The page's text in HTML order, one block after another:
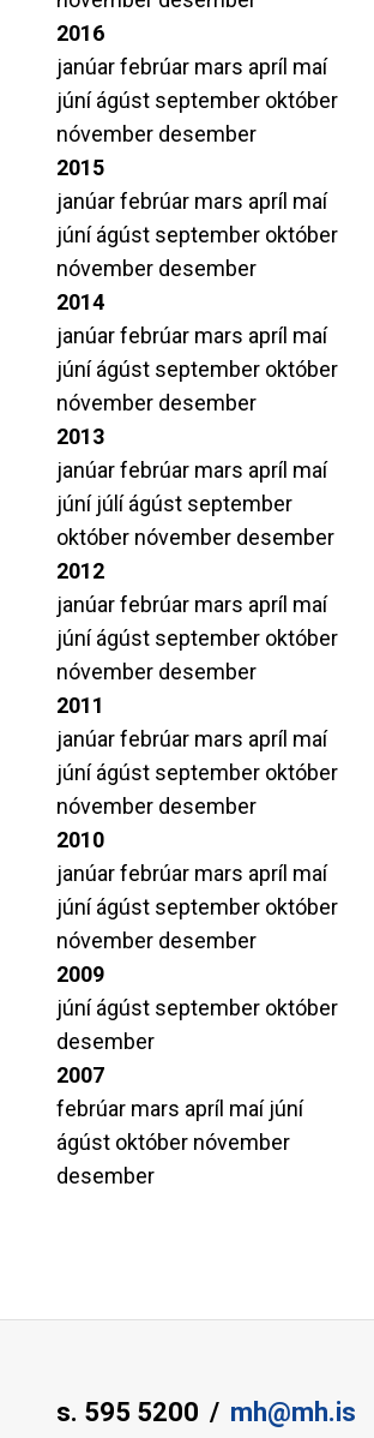
2016
janúarfebrúar mars apríl maí
júníágúst september október
nóvember desember
2015
janúarfebrúar mars apríl maí
júníágúst september október
nóvember desember
2014
janúarfebrúar mars apríl maí
júníágúst september október
nóvember desember
2013
janúarfebrúar mars apríl maí
júní júlíágúst september
október nóvember desember
2012
janúarfebrúar mars apríl maí
júníágúst september október
nóvember desember
2011
janúarfebrúar mars apríl maí
júníágúst september október
nóvember desember
2010
janúarfebrúar mars apríl maí
júníágúst september október
nóvember desember
2009
júníágúst september október
desember
2007
febrúar mars apríl maí júní
ágúst október nóvember
desember
s. 595 5200 mh@mh.is